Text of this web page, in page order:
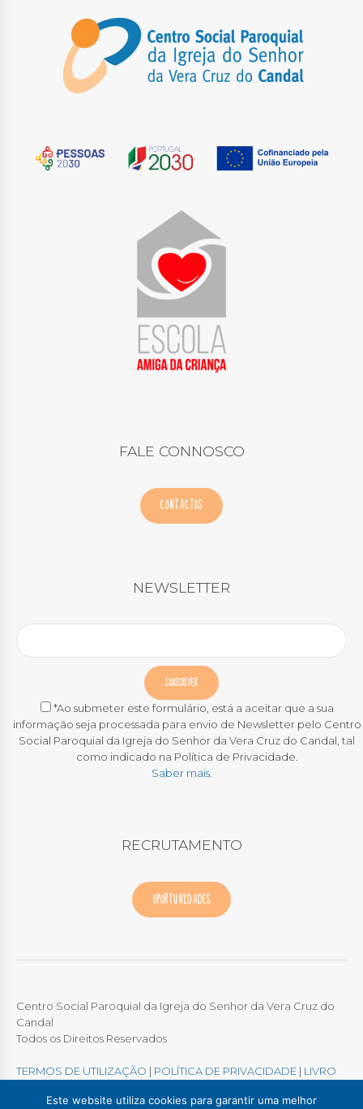
FALE CONNOSCO
CONTACTOS
NEWSLETTER
*Ao submeter este formulário, está a aceitar que a sua
informação seja processada para envio de Newsletter pelo Centro
Social Paroquial da Igreja do Senhor da Vera Cruz do Candal, tal
como indicado na Política de Privacidade.
Saber mais.
RECRUTAMENTO
OPORTUNIDADES
Centro Social Paroquial da Igreja do Senhor da Vera Cruz do
Candal
Todos os Direitos Reservados
TERMOS DE UTILIZAÇÃO | POLÍTICA DE PRIVACIDADE | LIVRO
Este website utiliza cookies para garantir uma melhor